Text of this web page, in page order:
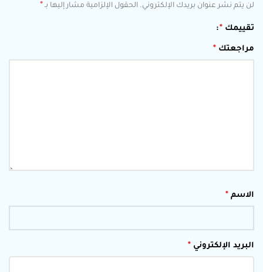
لن يتم نشر عنوان بريدك الإلكتروني. الحقول الإلزامية مشار إليها بـ *
تقييمك *
مراجعتك *
الاسم *
البريد الإلكتروني *